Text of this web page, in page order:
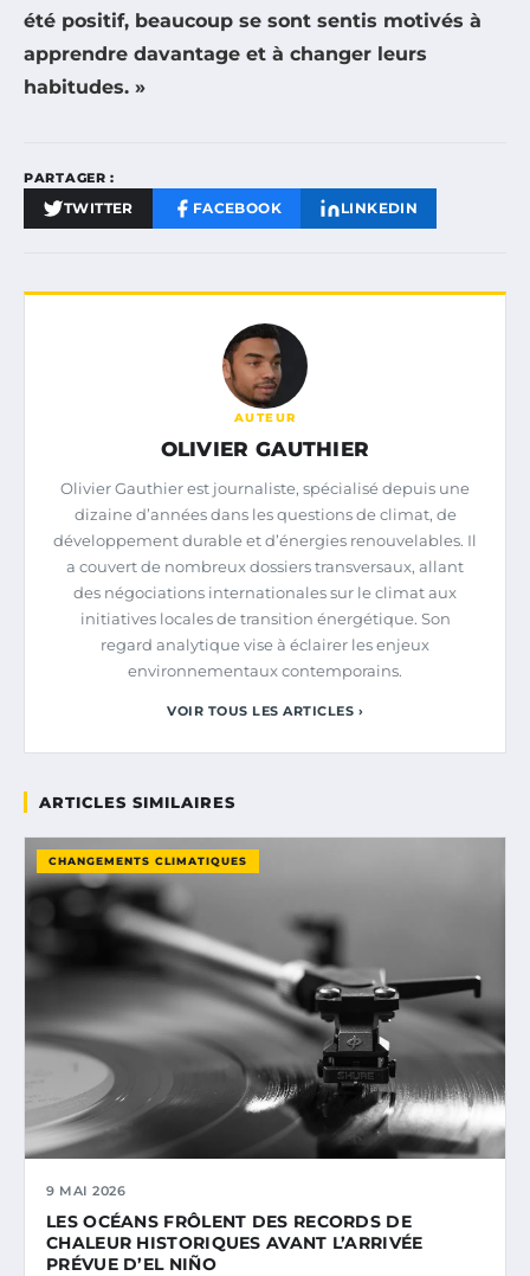
été positif, beaucoup se sont sentis motivés à
apprendre davantage et à changer leurs
habitudes. »
PARTAGER :
TWITTER FACEBOOK LINKEDIN
AUTEUR
OLIVIER GAUTHIER
Olivier Gauthier est journaliste, spécialisé depuis une
dizaine d’années dans les questions de climat, de
développement durable et d’énergies renouvelables. Il
a couvert de nombreux dossiers transversaux, allant
des négociations internationales sur le climat aux
initiatives locales de transition énergétique. Son
regard analytique vise à éclairer les enjeux
environnementaux contemporains.
VOIR TOUS LES ARTICLES ›
ARTICLES SIMILAIRES
CHANGEMENTS CLIMATIQUES
9 MAI 2026
LES OCÉANS FRÔLENT DES RECORDS DE
CHALEUR HISTORIQUES AVANT L’ARRIVÉE
PRÉVUE D’EL NIÑO